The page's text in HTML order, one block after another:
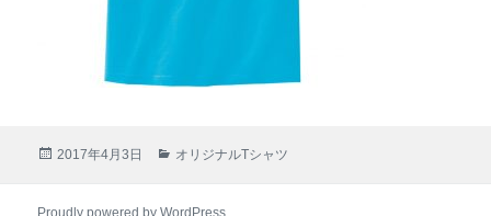
投
2017年4月3日
カ
オリジナルTシャツ